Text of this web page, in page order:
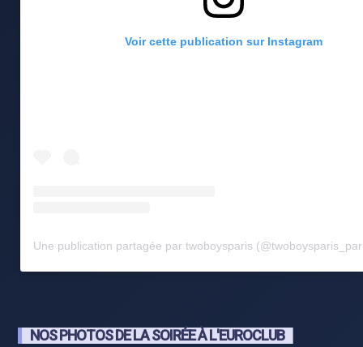
Voir cette publication sur Instagram
Une publication partagée par twoboysparis
NOS PHOTOS DE LA SOIRÉE À L'EUROCLUB